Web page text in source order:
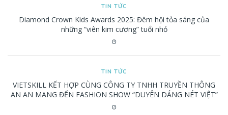
TIN TỨC
Diamond Crown Kids Awards 2025: Đêm hội tỏa sáng của
những “viên kim cương” tuổi nhỏ
TIN TỨC
VIETSKILL KẾT HỢP CÙNG CÔNG TY TNHH TRUYỀN THÔNG
AN AN MANG ĐẾN FASHION SHOW “DUYÊN DÁNG NÉT VIỆT”